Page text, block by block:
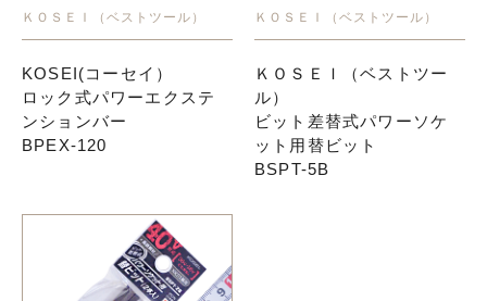
採用情報
お問い合わせはこちら
ＫＯＳＥＩ（ベストツール）
KOSEI(コーセイ）
ロック式パワーエクステ
ンションバー
BPEX-120
ＫＯＳＥＩ（ベストツール）
ＫＯＳＥＩ（ベストツー
ル）
ビット差替式パワーソケ
ット用替ビット
BSPT-5B